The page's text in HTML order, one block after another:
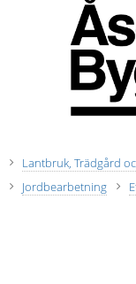
Lantbruk, Trädgård
Jordbearbetning